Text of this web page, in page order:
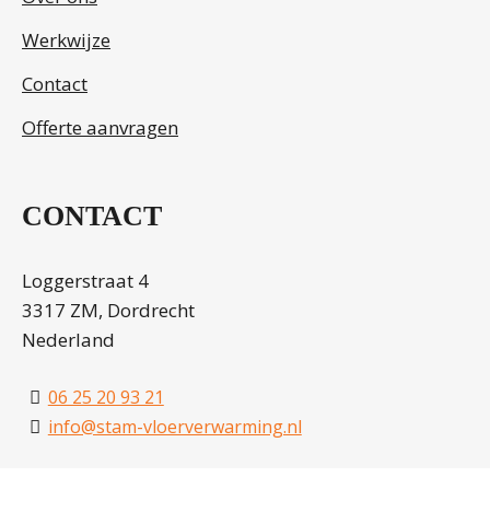
Werkwijze
Contact
Offerte aanvragen
CONTACT
Loggerstraat 4
3317 ZM, Dordrecht
Nederland
06 25 20 93 21
info@stam-vloerverwarming.nl